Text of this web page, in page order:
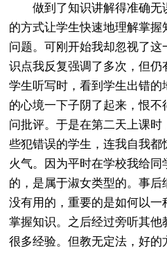
做到了知识讲解得准确无
的方式让学生快速地理解掌
问题。可刚开始我却忽视了
识点我反复强调了多次，但
学生听写时，看到学生出错
的心境一下子阴了起来，恨
问批评。于是在第二天上课
些犯错误的学生，连我自我
火气。因为平时在学校我给
的，是属于淑女类型的。事
没有用的，重要的是如何以
掌握知识。之后经过旁听其他
很多经验。但教无定法，好